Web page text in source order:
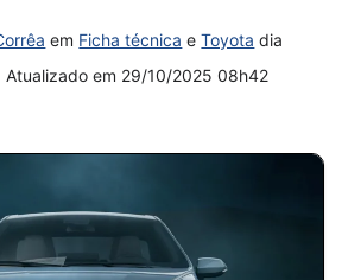
em Ficha técnica eToyota dia
| Atualizado em 29/10/2025 08h42